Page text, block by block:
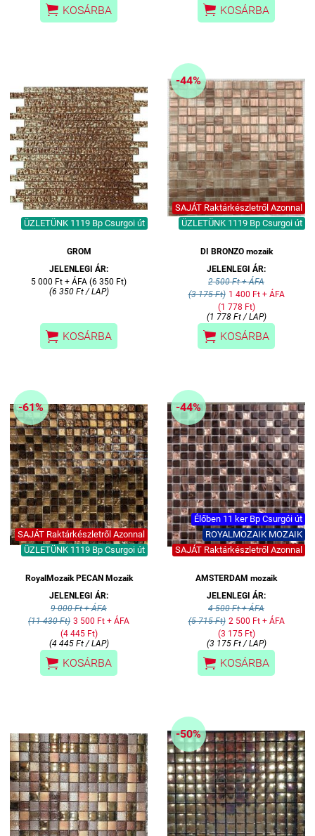
 KOSÁRBA  KOSÁRBA
ÜZLETÜNK 1119 Bp Csurgoi út
GROM
JELENLEGI ÁR:
5 000 Ft + ÁFA (6 350 Ft)
(6 350 Ft / LAP)
 KOSÁRBA
-44%
SAJÁT Raktárkészletről Azonnal
ÜZLETÜNK 1119 Bp Csurgoi út
DI BRONZO mozaik
JELENLEGI ÁR:
2 500 Ft + ÁFA
(3 175 Ft) 1 400 Ft + ÁFA
(1 778 Ft)
(1 778 Ft / LAP)
 KOSÁRBA
-61%
SAJÁT Raktárkészletről Azonnal
ÜZLETÜNK 1119 Bp Csurgoi út
RoyalMozaik PECAN Mozaik
JELENLEGI ÁR:
9 000 Ft + ÁFA
(11 430 Ft) 3 500 Ft + ÁFA
(4 445 Ft)
(4 445 Ft / LAP)
 KOSÁRBA
-44%
Élőben 11 ker Bp Csurgói út
ROYALMOZAIK MOZAIK
SAJÁT Raktárkészletről Azonnal
AMSTERDAM mozaik
JELENLEGI ÁR:
4 500 Ft + ÁFA
(5 715 Ft) 2 500 Ft + ÁFA
(3 175 Ft)
(3 175 Ft / LAP)
 KOSÁRBA
-50%